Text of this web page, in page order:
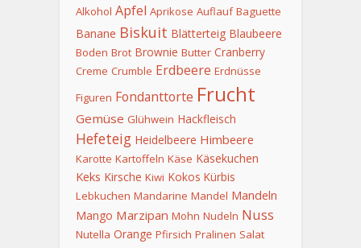
Alkohol Apfel Aprikose Auflauf Baguette
Banane Biskuit Blätterteig Blaubeere
Boden Brot Brownie Butter Cranberry
Creme Crumble Erdbeere Erdnüsse
Figuren Fondanttorte Frucht
Gemüse Glühwein Hackfleisch
Hefeteig Heidelbeere Himbeere
Karotte Kartoffeln Käse Käsekuchen
Keks Kirsche Kiwi Kokos Kürbis
Lebkuchen Mandarine Mandel Mandeln
Mango Marzipan Mohn Nudeln Nuss
Nutella Orange Pfirsich Pralinen Salat